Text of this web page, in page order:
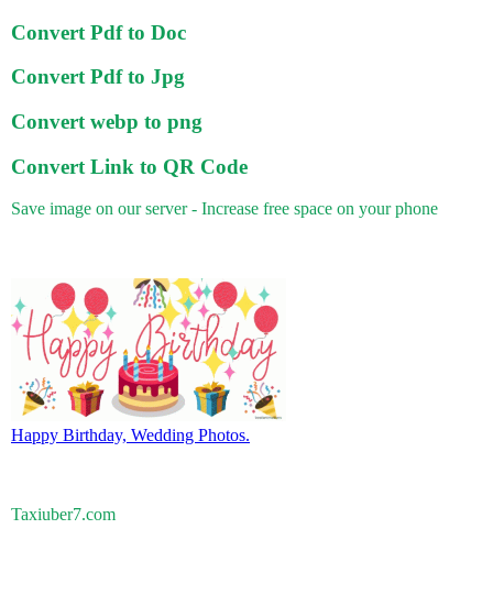
Convert Pdf to Doc
Convert Pdf to Jpg
Convert webp to png
Convert Link to QR Code
Save image on our server - Increase free space on your phone
Happy Birthday, Wedding Photos.
Taxiuber7.com